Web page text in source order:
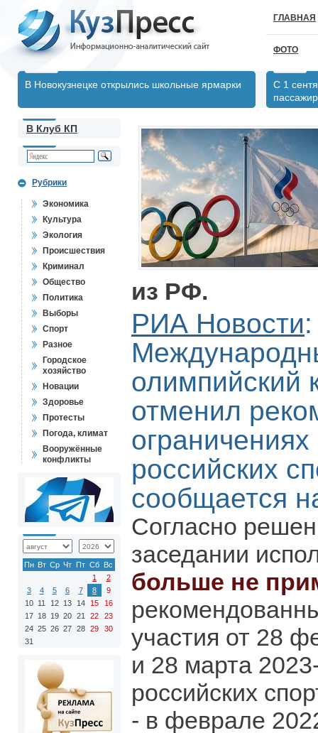
ГЛАВНАЯ
ФОТО
В Новокузнецке открылись школьные ярмарки
С 1
В Клуб КП
Рубрики
Экономика
Культура
Экология
Происшествия
Криминал
Общество
Политика
Выборы
Спорт
Разное
Городское
хозяйство
Новации
Здоровье
Протесты
Погода, климат
Вооружённые
конфликты
Пн Вт Ср Чт Пт Сб Вс
1
2
3
4 5 6 7 8
9
10 11 12 13 14 15
16
17 18 19 20 21 22
23
24 25 26 27 28 29
30
31
из РФ.
РИА Новости:
олимпийский
отменил
российских
сообщается
Согласно
заседании
больше не
участия от 28
и 28 марта
российских
- в феврале